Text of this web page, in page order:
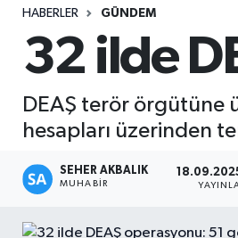
HABERLER GÜNDEM
32 ilde
DEAŞ terör örgütüne
hesapları üzerinden
SEHER AKBALIK
MUHABIR
Seri İlan
Siyaset
Spor